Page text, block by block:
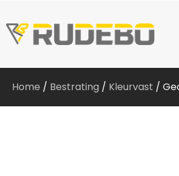
Home / Bestrating / Kleurvast /